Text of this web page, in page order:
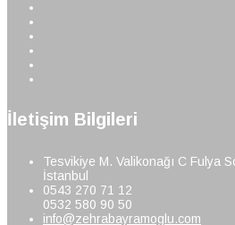
İletişim Bilgileri
Tesvikiye M. Valikonağı C Fulya
İstanbul
0543 270 71 12
0532 580 90 50
info@zehrabayramoglu.com